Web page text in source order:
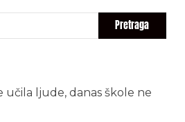
učila ljude, danas škole ne